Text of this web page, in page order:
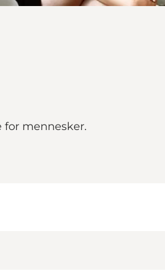
for mennesker.